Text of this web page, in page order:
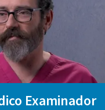
Examinador